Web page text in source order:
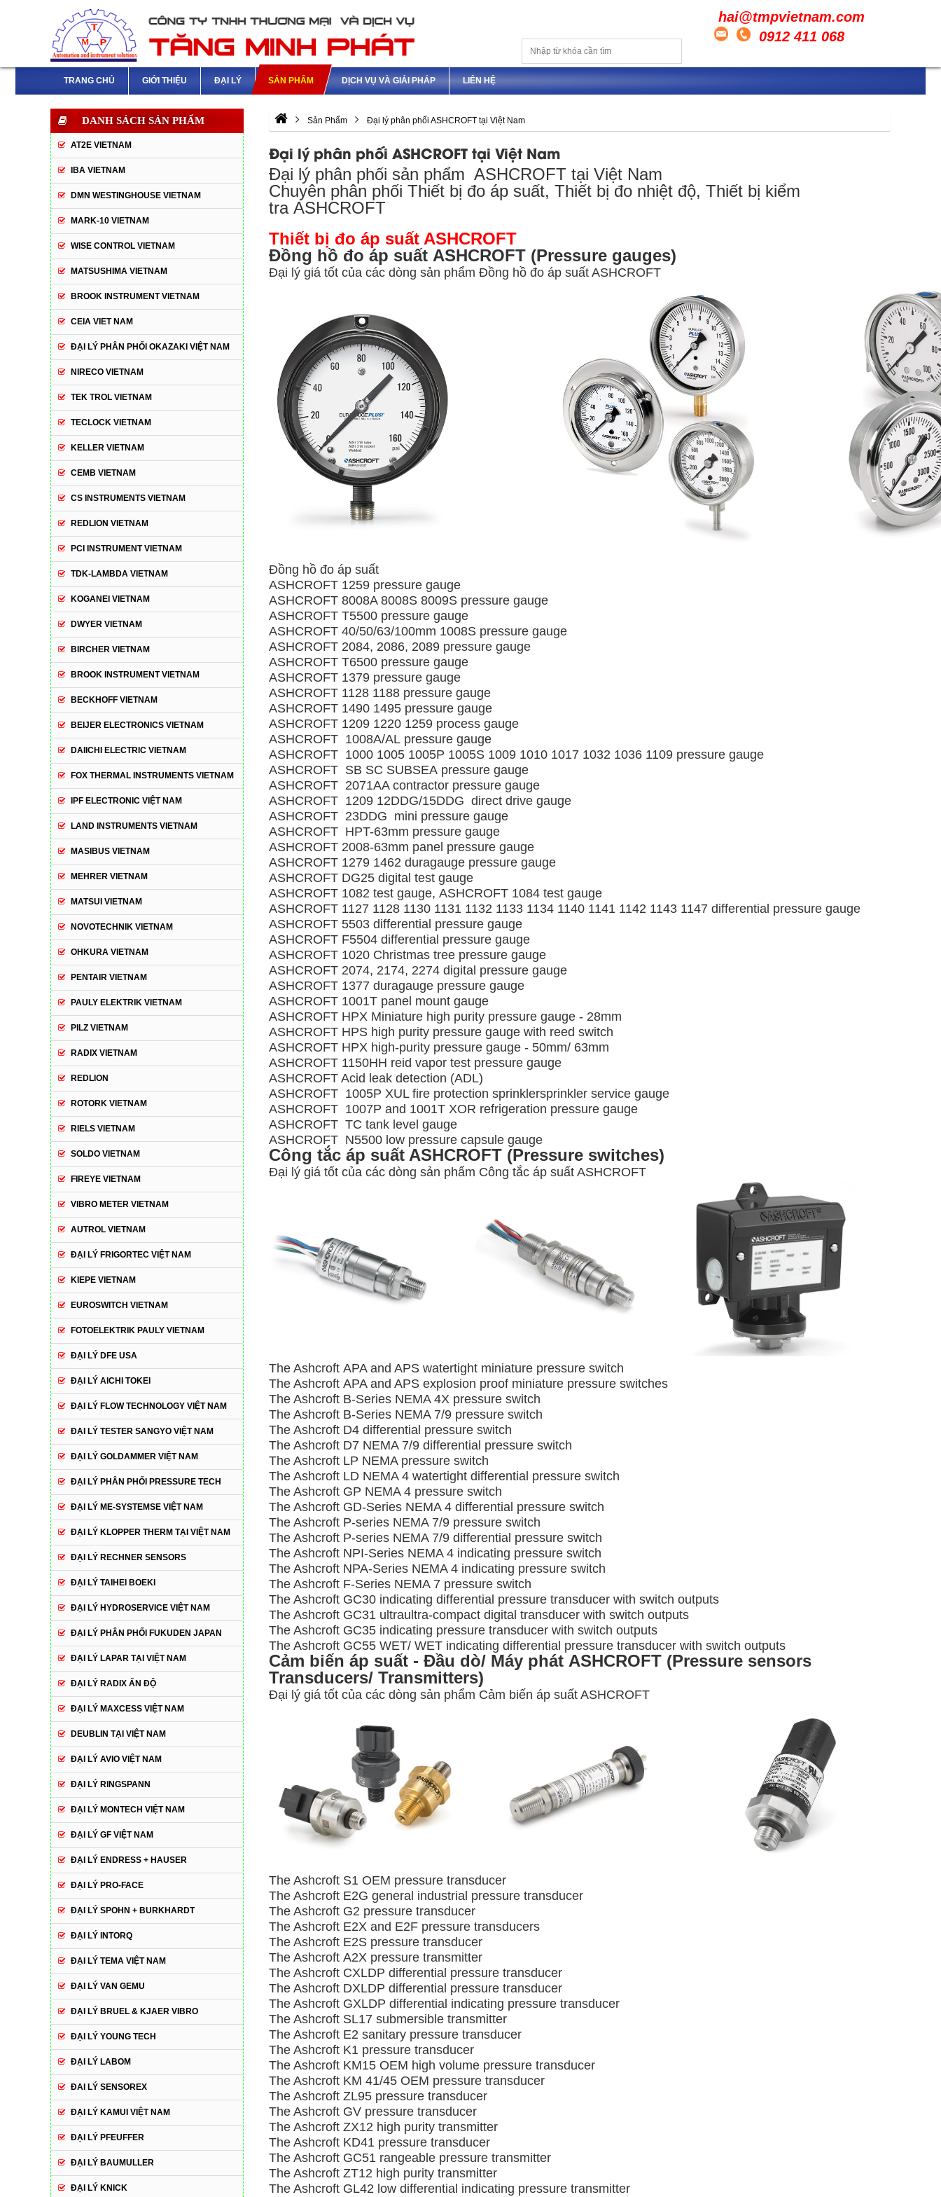
hai@tmpvietnam.com
0912 411 068
TRANG CHỦ GIỚI THIỆU ĐẠI LÝ SẢN PHẨM DỊCH VỤ VÀ GIẢI PHÁP LIÊN HỆ
Sản Phẩm Đại lý phân phối ASHCROFT tại Việt Nam
Đại lý phân phối ASHCROFT tại Việt Nam
Đại lý phân phối sản phẩm ASHCROFT tại Việt Nam
Chuyên phân phối Thiết bị đo áp suất, Thiết bị đo nhiệt độ, Thiết bị kiểm
tra ASHCROFT
Thiết bị đo áp suất ASHCROFT
Đồng hồ đo áp suất ASHCROFT (Pressure gauges)
Đại lý giá tốt của các dòng sản phẩm Đồng hồ đo áp suất ASHCROFT
Đồng hồ đo áp suất
ASHCROFT 1259 pressure gauge
ASHCROFT 8008A 8008S 8009S pressure gauge
ASHCROFT T5500 pressure gauge
ASHCROFT 40/50/63/100mm 1008S pressure gauge
ASHCROFT 2084, 2086, 2089 pressure gauge
ASHCROFT T6500 pressure gauge
ASHCROFT 1379 pressure gauge
ASHCROFT 1128 1188 pressure gauge
ASHCROFT 1490 1495 pressure gauge
ASHCROFT 1209 1220 1259 process gauge
ASHCROFT 1008A/AL pressure gauge
ASHCROFT 1000 1005 1005P 1005S 1009 1010 1017 1032 1036 1109 pressure gauge
ASHCROFT SB SC SUBSEA pressure gauge
ASHCROFT 2071AA contractor pressure gauge
ASHCROFT 1209 12DDG/15DDG direct drive gauge
ASHCROFT 23DDG mini pressure gauge
ASHCROFT HPT-63mm pressure gauge
ASHCROFT 2008-63mm panel pressure gauge
ASHCROFT 1279 1462 duragauge pressure gauge
ASHCROFT DG25 digital test gauge
ASHCROFT 1082 test gauge, ASHCROFT 1084 test gauge
ASHCROFT 1127 1128 1130 1131 1132 1133 1134 1140 1141 1142 1143 1147 differential pressure gauge
ASHCROFT 5503 differential pressure gauge
ASHCROFT F5504 differential pressure gauge
ASHCROFT 1020 Christmas tree pressure gauge
ASHCROFT 2074, 2174, 2274 digital pressure gauge
ASHCROFT 1377 duragauge pressure gauge
ASHCROFT 1001T panel mount gauge
ASHCROFT HPX Miniature high purity pressure gauge - 28mm
ASHCROFT HPS high purity pressure gauge with reed switch
ASHCROFT HPX high-purity pressure gauge - 50mm/ 63mm
ASHCROFT 1150HH reid vapor test pressure gauge
ASHCROFT Acid leak detection (ADL)
ASHCROFT 1005P XUL fire protection sprinklersprinkler service gauge
ASHCROFT 1007P and 1001T XOR refrigeration pressure gauge
ASHCROFT TC tank level gauge
ASHCROFT N5500 low pressure capsule gauge
Công tắc áp suất ASHCROFT (Pressure switches)
Đại lý giá tốt của các dòng sản phẩm Công tắc áp suất ASHCROFT
The Ashcroft APA and APS watertight miniature pressure switch
The Ashcroft APA and APS explosion proof miniature pressure switches
The Ashcroft B-Series NEMA 4X pressure switch
The Ashcroft B-Series NEMA 7/9 pressure switch
The Ashcroft D4 differential pressure switch
The Ashcroft D7 NEMA 7/9 differential pressure switch
The Ashcroft LP NEMA pressure switch
The Ashcroft LD NEMA 4 watertight differential pressure switch
The Ashcroft GP NEMA 4 pressure switch
The Ashcroft GD-Series NEMA 4 differential pressure switch
The Ashcroft P-series NEMA 7/9 pressure switch
The Ashcroft P-series NEMA 7/9 differential pressure switch
The Ashcroft NPI-Series NEMA 4 indicating pressure switch
The Ashcroft NPA-Series NEMA 4 indicating pressure switch
The Ashcroft F-Series NEMA 7 pressure switch
The Ashcroft GC30 indicating differential pressure transducer with switch outputs
The Ashcroft GC31 ultraultra-compact digital transducer with switch outputs
The Ashcroft GC35 indicating pressure transducer with switch outputs
The Ashcroft GC55 WET/ WET indicating differential pressure transducer with switch outputs
Cảm biến áp suất - Đầu dò/ Máy phát ASHCROFT (Pressure sensors
Transducers/ Transmitters)
Đại lý giá tốt của các dòng sản phẩm Cảm biến áp suất ASHCROFT
The Ashcroft S1 OEM pressure transducer
The Ashcroft E2G general industrial pressure transducer
The Ashcroft G2 pressure transducer
The Ashcroft E2X and E2F pressure transducers
The Ashcroft E2S pressure transducer
The Ashcroft A2X pressure transmitter
The Ashcroft CXLDP differential pressure transducer
The Ashcroft DXLDP differential pressure transducer
The Ashcroft GXLDP differential indicating pressure transducer
The Ashcroft SL17 submersible transmitter
The Ashcroft E2 sanitary pressure transducer
The Ashcroft K1 pressure transducer
The Ashcroft KM15 OEM high volume pressure transducer
The Ashcroft KM 41/45 OEM pressure transducer
The Ashcroft ZL95 pressure transducer
The Ashcroft GV pressure transducer
The Ashcroft ZX12 high purity transmitter
The Ashcroft KD41 pressure transducer
The Ashcroft GC51 rangeable pressure transmitter
The Ashcroft ZT12 high purity transmitter
The Ashcroft GL42 low differential indicating pressure transmitter
DANH SÁCH SẢN PHẨM
AT2E VIETNAM
IBA VIETNAM
DMN WESTINGHOUSE VIETNAM
MARK-10 VIETNAM
WISE CONTROL VIETNAM
MATSUSHIMA VIETNAM
BROOK INSTRUMENT VIETNAM
CEIA VIET NAM
ĐẠI LÝ PHÂN PHỐI OKAZAKI VIỆT NAM
NIRECO VIETNAM
TEK TROL VIETNAM
TECLOCK VIETNAM
KELLER VIETNAM
CEMB VIETNAM
CS INSTRUMENTS VIETNAM
REDLION VIETNAM
PCI INSTRUMENT VIETNAM
TDK-LAMBDA VIETNAM
KOGANEI VIETNAM
DWYER VIETNAM
BIRCHER VIETNAM
BROOK INSTRUMENT VIETNAM
BECKHOFF VIETNAM
BEIJER ELECTRONICS VIETNAM
DAIICHI ELECTRIC VIETNAM
FOX THERMAL INSTRUMENTS VIETNAM
IPF ELECTRONIC VIỆT NAM
LAND INSTRUMENTS VIETNAM
MASIBUS VIETNAM
MEHRER VIETNAM
MATSUI VIETNAM
NOVOTECHNIK VIETNAM
OHKURA VIETNAM
PENTAIR VIETNAM
PAULY ELEKTRIK VIETNAM
PILZ VIETNAM
RADIX VIETNAM
REDLION
ROTORK VIETNAM
RIELS VIETNAM
SOLDO VIETNAM
FIREYE VIETNAM
VIBRO METER VIETNAM
AUTROL VIETNAM
ĐẠI LÝ FRIGORTEC VIỆT NAM
KIEPE VIETNAM
EUROSWITCH VIETNAM
FOTOELEKTRIK PAULY VIETNAM
ĐẠI LÝ DFE USA
ĐẠI LÝ AICHI TOKEI
ĐẠI LÝ FLOW TECHNOLOGY VIỆT NAM
ĐẠI LÝ TESTER SANGYO VIỆT NAM
ĐẠI LÝ GOLDAMMER VIỆT NAM
ĐẠI LÝ PHÂN PHỐI PRESSURE TECH
ĐẠI LÝ ME-SYSTEMSE VIỆT NAM
ĐẠI LÝ KLOPPER THERM TẠI VIỆT NAM
ĐẠI LÝ RECHNER SENSORS
ĐẠI LÝ TAIHEI BOEKI
ĐẠI LÝ HYDROSERVICE VIỆT NAM
ĐẠI LÝ PHÂN PHỐI FUKUDEN JAPAN
ĐẠI LÝ LAPAR TẠI VIỆT NAM
ĐẠI LÝ RADIX ẤN ĐỘ
ĐẠI LÝ MAXCESS VIỆT NAM
DEUBLIN TẠI VIỆT NAM
ĐẠI LÝ AVIO VIỆT NAM
ĐẠI LÝ RINGSPANN
ĐẠI LÝ MONTECH VIỆT NAM
ĐẠI LÝ GF VIỆT NAM
ĐẠI LÝ ENDRESS + HAUSER
ĐẠI LÝ PRO-FACE
ĐẠI LÝ SPOHN + BURKHARDT
ĐẠI LÝ INTORQ
ĐẠI LÝ TEMA VIỆT NAM
ĐẠI LÝ VAN GEMU
ĐẠI LÝ BRUEL & KJAER VIBRO
ĐẠI LÝ YOUNG TECH
ĐẠI LÝ LABOM
ĐAI LÝ SENSOREX
ĐẠI LÝ KAMUI VIỆT NAM
ĐẠI LÝ PFEUFFER
ĐẠI LÝ BAUMULLER
ĐẠI LÝ KNICK